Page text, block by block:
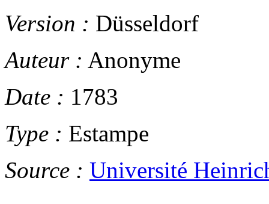
Version : Düsseldorf
Auteur : Anonyme
Date : 1783
Type : Estampe
Source : Université